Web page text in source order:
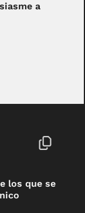
a
los que se